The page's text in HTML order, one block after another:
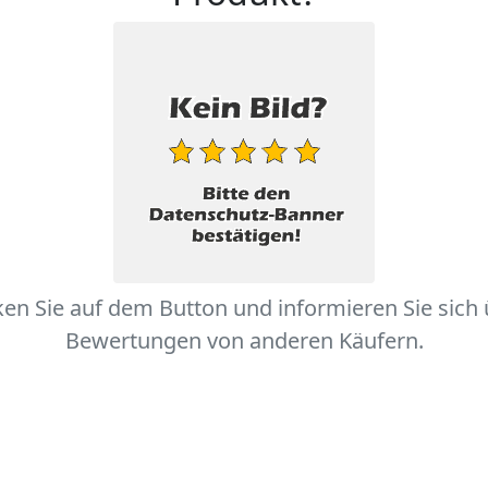
Sie auf dem Button und informieren Sie sich
Bewertungen von anderen Käufern.